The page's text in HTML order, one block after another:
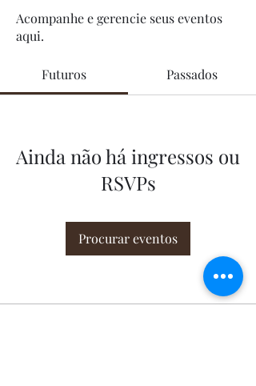
Acompanhe e gerencie seus eventos
aqui.
Futuros Passados
Ainda não há ingressos ou
RSVPs
Procurar eventos